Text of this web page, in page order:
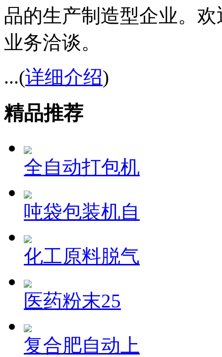
品的生产制造型企业。
业务洽谈。
...(详细介绍)
精品推荐
全自动打包机
吨袋包装机自
化工原料脱气
医药粉末25
复合肥自动上